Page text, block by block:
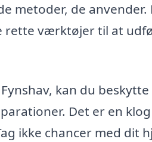
metoder, de anvender.
rette værktøjer til at
kan du
Det er en
ikke chancer med dit